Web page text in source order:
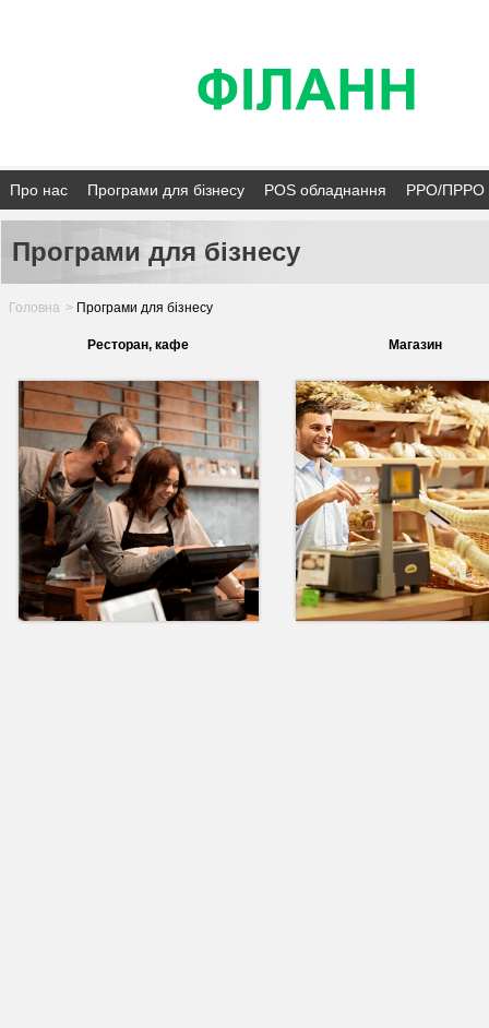
Про нас Програми для бізнесу POS обладнання РРО/ПРРО
Програми для бізнесу
Головна > Програми для бізнесу
Ресторан, кафе Магазин